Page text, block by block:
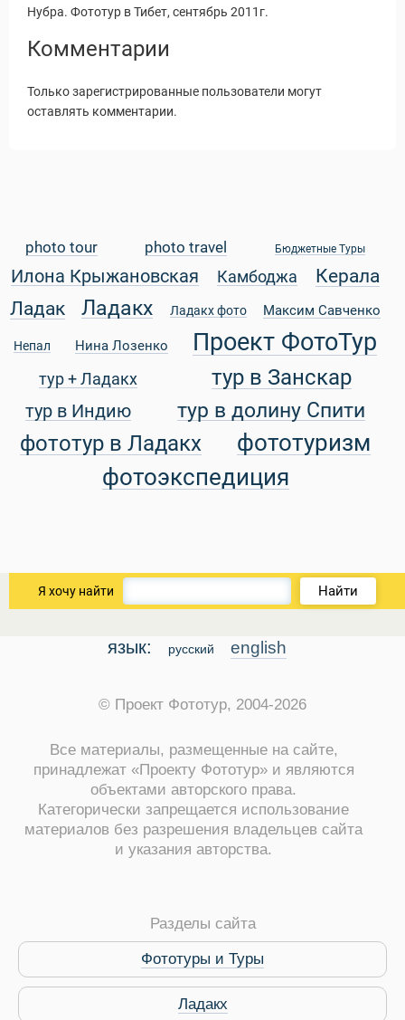
Туры
Путеводитель по
Нубра. Фототур в Тибет, сентябрь 2011г.
Комментарии
Только зарегистрированные пользователи могут
оставлять комментарии.
photo tour photo travel Бюджетные Туры
Илона Крыжановская Камбоджа
Керала
Ладак
Ладакх Ладакх фото Максим Савченко
Непал Нина Лозенко Проект ФотоТур
тур + Ладакх тур в Занскар
тур в Индию тур в долину Спити
фототур в Ладакх
фототуризм
фотоэкспедиция
Я хочу найти Найти
язык: русский english
© Проект Фототур, 2004-2026
Все материалы, размещенные на сайте,
принадлежат «Проекту Фототур» и являются
объектами авторского права.
Категорически запрещается использование
материалов без разрешения владельцев сайта
и указания авторства.
Разделы сайта
Фототуры и Туры
Ладакх